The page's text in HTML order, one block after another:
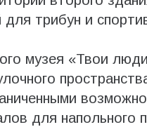
трибун и
музея «Твои
для напольного